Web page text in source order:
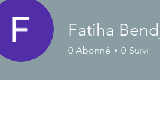
Fatiha
0 Abonné 0 Suivi